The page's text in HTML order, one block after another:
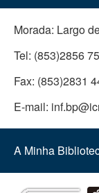
Morada: Largo
Tel: (853)2856
Fax: (853)2831
E-mail:
A Minha